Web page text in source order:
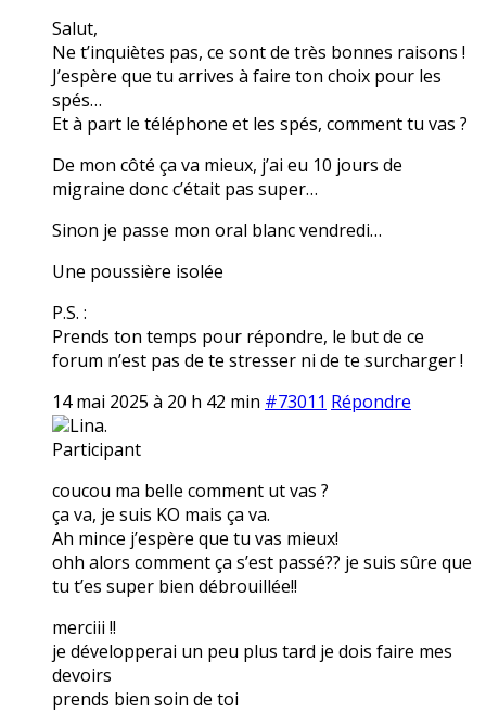
Salut,
Ne t’inquiètes pas, ce sont de très bonnes raisons !
J’espère que tu arrives à faire ton choix pour les
spés…
Et à part le téléphone et les spés, comment tu vas ?
De mon côté ça va mieux, j’ai eu 10 jours de
migraine donc c’était pas super…
Sinon je passe mon oral blanc vendredi…
Une poussière isolée
P.S. :
Prends ton temps pour répondre, le but de ce
forum n’est pas de te stresser ni de te surcharger !
14 mai 2025 à 20 h 42 min #73011 Répondre
Lina.
Participant
coucou ma belle comment ut vas ?
ça va, je suis KO mais ça va.
Ah mince j’espère que tu vas mieux!
ohh alors comment ça s’est passé?? je suis sûre que
tu t’es super bien débrouillée!!
merciii !!
je développerai un peu plus tard je dois faire mes
devoirs
prends bien soin de toi